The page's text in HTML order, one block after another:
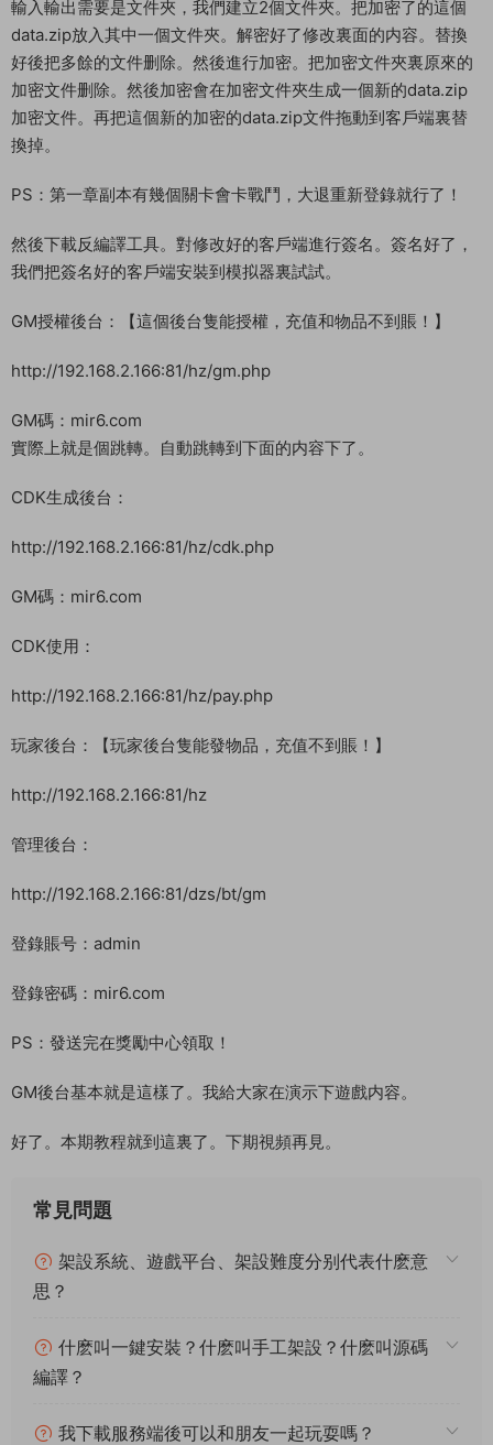
輸入輸出需要是文件夾，我們建立2個文件夾。把加密了的這個
data.zip放入其中一個文件夾。解密好了修改裏面的内容。替換
好後把多餘的文件删除。然後進行加密。把加密文件夾裏原來的
加密文件删除。然後加密會在加密文件夾生成一個新的data.zip
加密文件。再把這個新的加密的data.zip文件拖動到客戶端裏替
換掉。
PS：第一章副本有幾個關卡會卡戰鬥，大退重新登錄就行了！
然後下載反編譯工具。對修改好的客戶端進行簽名。簽名好了，
我們把簽名好的客戶端安裝到模拟器裏試試。
GM授權後台：【這個後台隻能授權，充值和物品不到賬！】
http://192.168.2.166:81/hz/gm.php
GM碼：mir6.com
實際上就是個跳轉。自動跳轉到下面的内容下了。
CDK生成後台：
http://192.168.2.166:81/hz/cdk.php
GM碼：mir6.com
CDK使用：
http://192.168.2.166:81/hz/pay.php
玩家後台：【玩家後台隻能發物品，充值不到賬！】
http://192.168.2.166:81/hz
管理後台：
http://192.168.2.166:81/dzs/bt/gm
登錄賬号：admin
登錄密碼：mir6.com
PS：發送完在獎勵中心領取！
GM後台基本就是這樣了。我給大家在演示下遊戲内容。
好了。本期教程就到這裏了。下期視頻再見。
常見問題
架設系統、遊戲平台、架設難度分别代表什麽意
思？
什麽叫一鍵安裝？什麽叫手工架設？什麽叫源碼
編譯？
我下載服務端後可以和朋友一起玩耍嗎？